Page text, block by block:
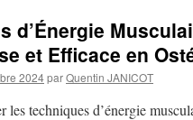
d’Énergie
et Efficace en
2024parQuentin JANICOT
les techniques d’énergie